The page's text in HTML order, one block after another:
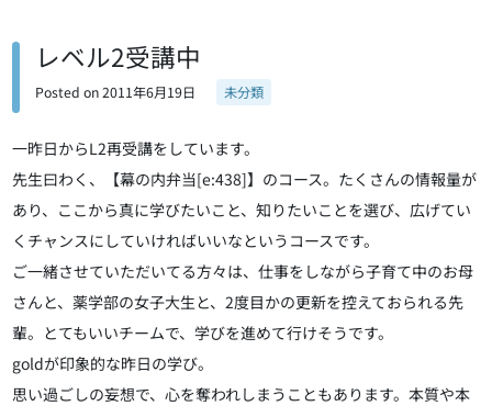
レベル2受講中
Posted on2011年6月19日 未分類
一昨日からL2再受講をしています。
先生曰わく、【幕の内弁当[e:438]】のコース。たくさんの情報量が
あり、ここから真に学びたいこと、知りたいことを選び、広げてい
くチャンスにしていければいいなというコースです。
ご一緒させていただいてる方々は、仕事をしながら子育て中のお母
さんと、薬学部の女子大生と、2度目かの更新を控えておられる先
輩。とてもいいチームで、学びを進めて行けそうです。
goldが印象的な昨日の学び。
思い過ごしの妄想で、心を奪われしまうこともあります。本質や本